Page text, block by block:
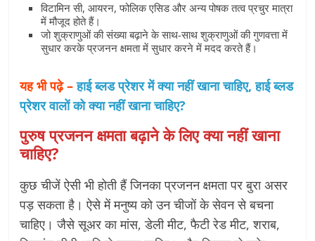
विटामिन सी, आयरन, फोलिक एसिड और अन्य पोषक तत्व प्रचुर मात्रा
में मौजूद होते हैं।
जो शुक्राणुओं की संख्या बढ़ाने के साथ-साथ शुक्राणुओं की गुणवत्ता में
सुधार करके प्रजनन क्षमता में सुधार करने में मदद करते हैं।
यह भी पढ़े – हाई ब्लड प्रेशर में क्या नहीं खाना चाहिए, हाई ब्लड
प्रेशर वालों को क्या नहीं खाना चाहिए?
पुरुष प्रजनन क्षमता बढ़ाने के लिए क्या नहीं खाना
चाहिए?
कुछ चीजें ऐसी भी होती हैं जिनका प्रजनन क्षमता पर बुरा असर
पड़ सकता है। ऐसे में मनुष्य को उन चीजों के सेवन से बचना
चाहिए। जैसे सूअर का मांस, डेली मीट, फैटी रेड मीट, शराब,